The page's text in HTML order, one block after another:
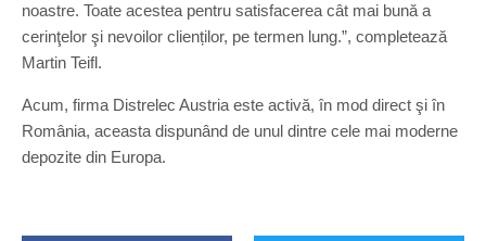
noastre. Toate acestea pentru satisfacerea cât mai bună a
cerinţelor şi nevoilor clienților, pe termen lung.”, completează
Martin Teifl.
Acum, firma Distrelec Austria este activă, în mod direct şi în
România, aceasta dispunând de unul dintre cele mai moderne
depozite din Europa.